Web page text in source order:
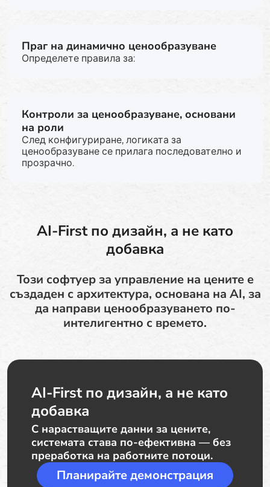
Праг на динамично ценообразуване
Определете правила за:
Контроли за ценообразуване, основани
на роли
След конфигуриране, логиката за
ценообразуване се прилага последователно и
прозрачно.
AI-First по дизайн, а не като
добавка
Този софтуер за управление на цените е
създаден с архитектура, основана на AI, за
да направи ценообразуването по-
интелигентно с времето.
AI-First по дизайн, а не като
добавка
С нарастващите данни за цените,
системата става по-ефективна — без
преработка на работните потоци.
Планирайте демонстрация